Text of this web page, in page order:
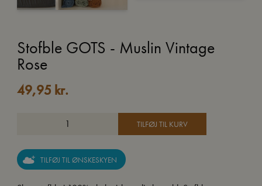
Stofble GOTS - Muslin Vintage
Rose
49,95 kr.
TILFØJ TIL KURV
TILFØJ TIL ØNSKESKYEN